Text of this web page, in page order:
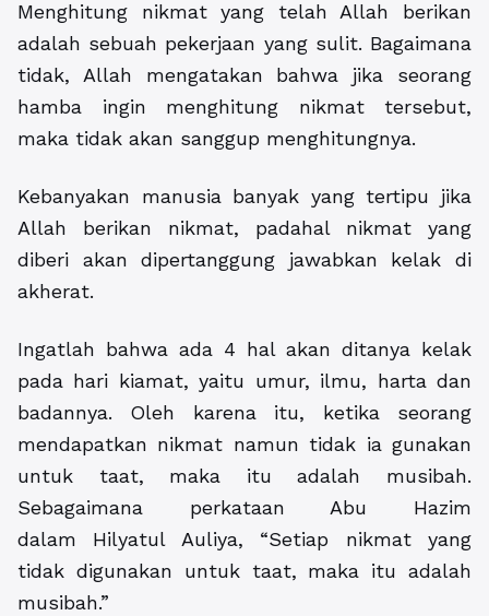
Menghitung nikmat yang telah Allah berikan
adalah sebuah pekerjaan yang sulit. Bagaimana
tidak, Allah mengatakan bahwa jika seorang
hamba ingin menghitung nikmat tersebut,
maka tidak akan sanggup menghitungnya.
Kebanyakan manusia banyak yang tertipu jika
Allah berikan nikmat, padahal nikmat yang
diberi akan dipertanggung jawabkan kelak di
akherat.
Ingatlah bahwa ada 4 hal akan ditanya kelak
pada hari kiamat, yaitu umur, ilmu, harta dan
badannya. Oleh karena itu, ketika seorang
mendapatkan nikmat namun tidak ia gunakan
untuk taat, maka itu adalah musibah.
Sebagaimana perkataan Abu Hazim
dalam Hilyatul Auliya, “Setiap nikmat yang
tidak digunakan untuk taat, maka itu adalah
musibah.”